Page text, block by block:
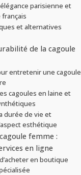
élégance parisienne et
et alternatives
de la cagoule
entretenir une cagoule
cagoules en laine et
durée de vie et
esthétique
femme :
en ligne
en boutique